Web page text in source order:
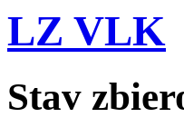
LZ VLK
Stav